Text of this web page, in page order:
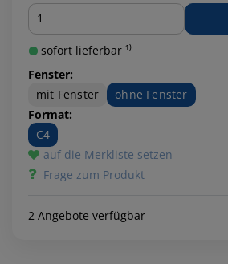
Menge
sofort lieferbar ¹⁾
Fenster:
mit Fenster
ohne Fenster
Format:
C4
auf die Merkliste setzen
Frage zum Produkt
2 Angebote verfügbar